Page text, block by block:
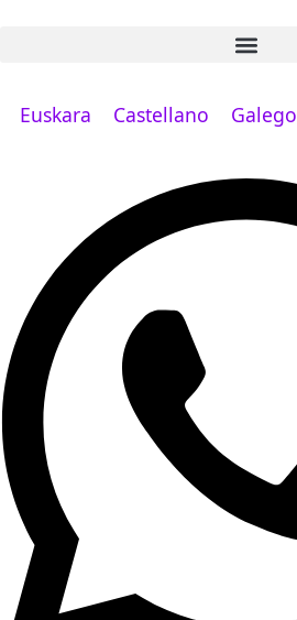
Euskara
Castellano Galego